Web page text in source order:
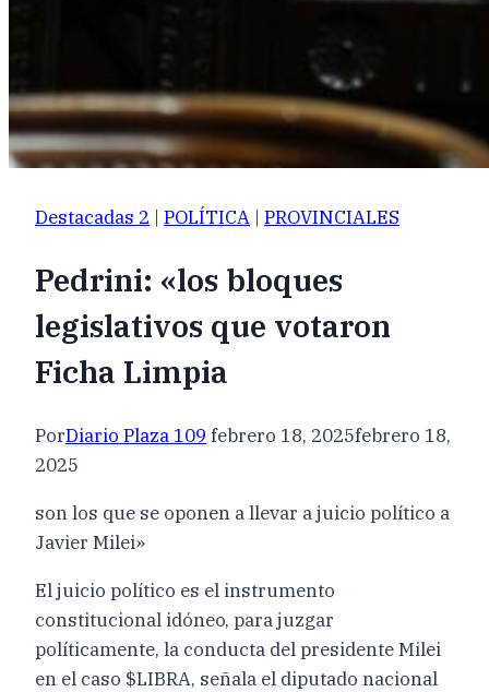
Destacadas 2 | POLÍTICA | PROVINCIALES
Pedrini: «los bloques
legislativos que votaron
Ficha Limpia
PorDiario Plaza 109 febrero 18, 2025febrero 18,
2025
son los que se oponen a llevar a juicio político a
Javier Milei»
El juicio político es el instrumento
constitucional idóneo, para juzgar
políticamente, la conducta del presidente Milei
en el caso $LIBRA, señala el diputado nacional